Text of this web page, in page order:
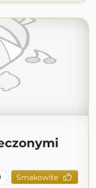
Smakowite